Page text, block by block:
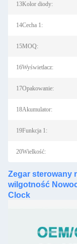
13Kolor diody:
14Cecha 1:
15MOQ:
16Wyświetlacz:
17Opakowanie:
18Akumulator:
19Funkcja 1:
20Wielkość:
Zegar sterowany
wilgotność
Clock